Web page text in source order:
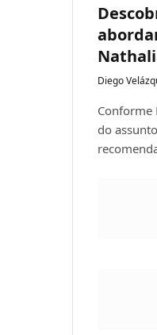
Diego
Conforme
do